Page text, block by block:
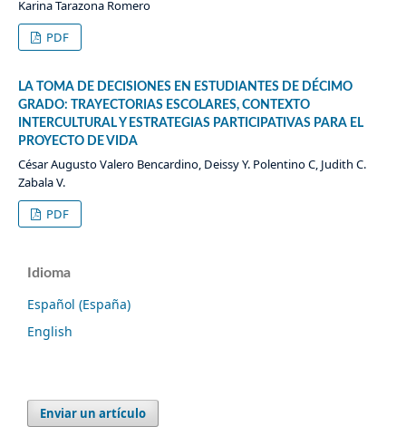
Karina Tarazona Romero
PDF
LA TOMA DE DECISIONES EN ESTUDIANTES DE DÉCIMO
GRADO: TRAYECTORIAS ESCOLARES, CONTEXTO
INTERCULTURAL Y ESTRATEGIAS PARTICIPATIVAS PARA EL
PROYECTO DE VIDA
César Augusto Valero Bencardino, Deissy Y. Polentino C, Judith C.
Zabala V.
PDF
Idioma
Español (España)
English
Enviar un artículo